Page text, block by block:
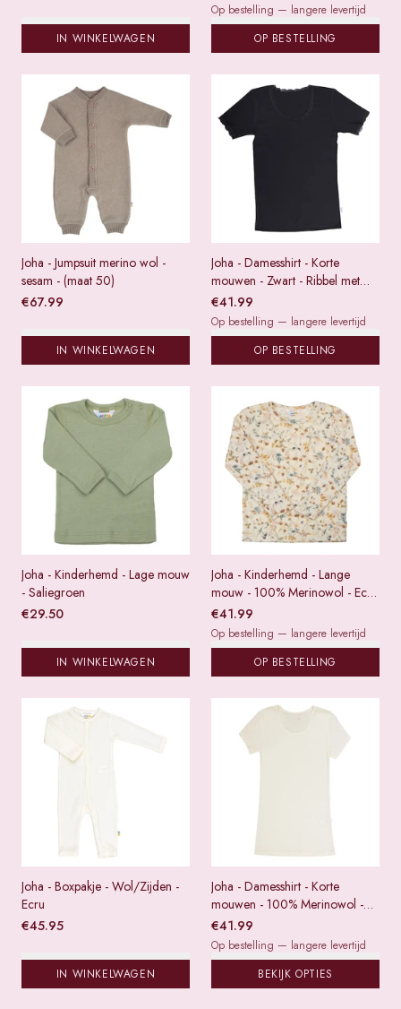
IN WINKELWAGEN
Op bestelling — langere levertijd
OP BESTELLING
Joha - Jumpsuit merino wol -
sesam - (maat 50)
€67.99
IN WINKELWAGEN
Joha - Damesshirt - Korte
mouwen - Zwart - Ribbel met
kant
€41.99
Op bestelling — langere levertijd
OP BESTELLING
Joha - Kinderhemd - Lage mouw
- Saliegroen
€29.50
IN WINKELWAGEN
Joha - Kinderhemd - Lange
mouw - 100% Merinowol - Ecru
met bloemenprint
€41.99
Op bestelling — langere levertijd
OP BESTELLING
Joha - Boxpakje - Wol/Zijden -
Ecru
€45.95
IN WINKELWAGEN
Joha - Damesshirt - Korte
mouwen - 100% Merinowol -
Ecru
€41.99
Op bestelling — langere levertijd
BEKIJK OPTIES